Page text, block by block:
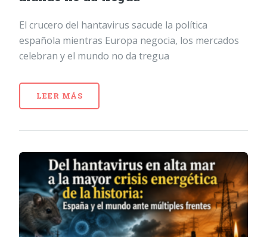
El crucero del hantavirus sacude la política
española mientras Europa negocia, los mercados
celebran y el mundo no da tregua
LEER MÁS